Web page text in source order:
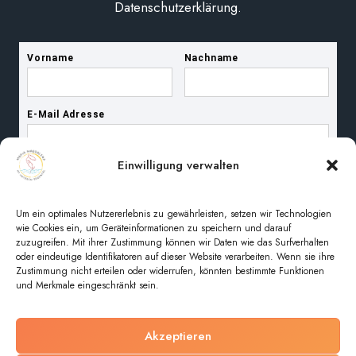
Einwilligung verwalten
Um ein optimales Nutzererlebnis zu gewährleisten, setzen wir Technologien
wie Cookies ein, um Geräteinformationen zu speichern und darauf
zuzugreifen. Mit ihrer Zustimmung können wir Daten wie das Surfverhalten
oder eindeutige Identifikatoren auf dieser Website verarbeiten. Wenn sie ihre
Zustimmung nicht erteilen oder widerrufen, könnten bestimmte Funktionen
und Merkmale eingeschränkt sein.
Akzeptieren
Datenschutzerklärung.